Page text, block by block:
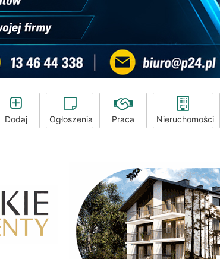
Dodaj Ogłoszenia Praca Nieruchomości